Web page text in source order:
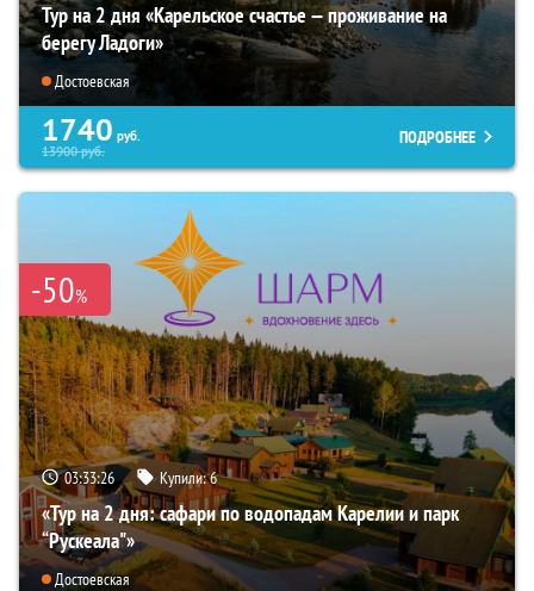
Тур на 2 дня «Карельское счастье — проживание на
берегу Ладоги»
Достоевская
1740 руб.
13900руб.
ПОДРОБНЕЕ
-50%
03:33:25 Купили:6
«Тур на 2 дня: сафари по водопадам Карелии и парк
“Рускеала"»
Достоевская